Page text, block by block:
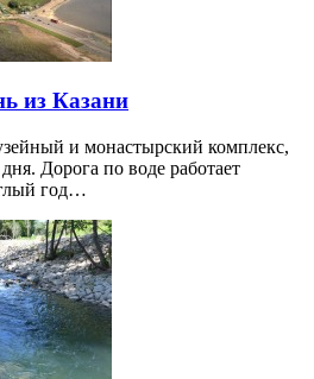
из Казани
и монастырский комплекс,
Дорога по воде работает
год…